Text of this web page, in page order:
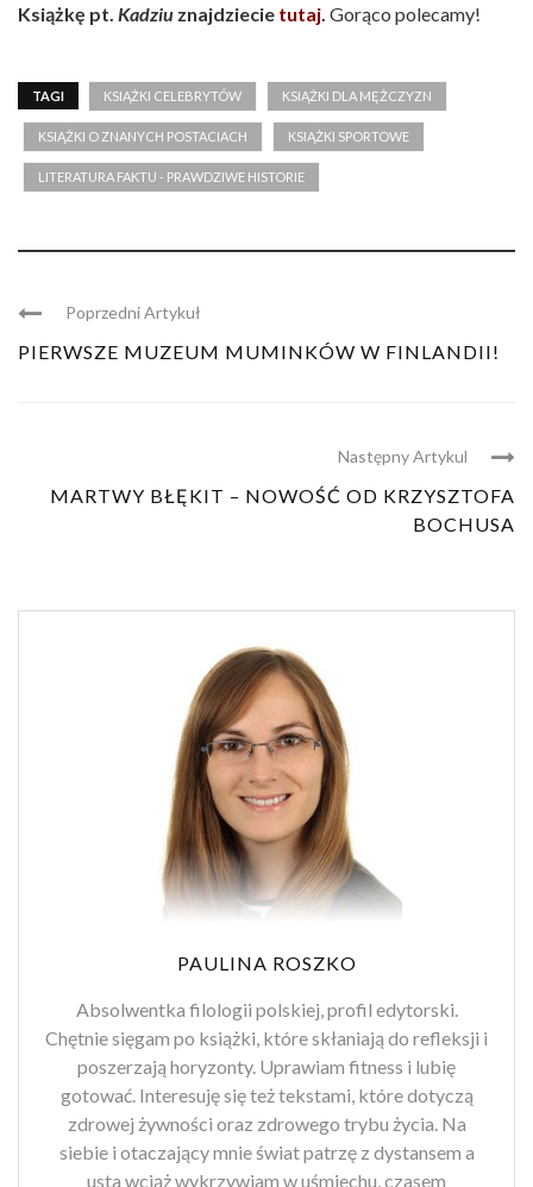
Książkę pt. Kadziu znajdziecie tutaj Gorąco polecamy!
TAGI KSIĄŻKI CELEBRYTÓW KSIĄŻKI DLA MĘŻCZYZN
KSIĄŻKI O ZNANYCH POSTACIACH KSIĄŻKI SPORTOWE
LITERATURA FAKTU - PRAWDZIWE HISTORIE
Poprzedni Artykuł
PIERWSZE MUZEUM MUMINKÓW W FINLANDII!
Następny Artykul
MARTWY BŁĘKIT – NOWOŚĆ OD KRZYSZTOFA
BOCHUSA
PAULINA ROSZKO
Absolwentka filologii polskiej, profil edytorski.
Chętnie sięgam po książki, które skłaniają do refleksji i
poszerzają horyzonty. Uprawiam fitness i lubię
gotować. Interesuję się też tekstami, które dotyczą
zdrowej żywności oraz zdrowego trybu życia. Na
siebie i otaczający mnie świat patrzę z dystansem a
usta wciąż wykrzywiam w uśmiechu, czasem